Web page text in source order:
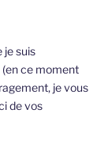
je suis
(en ce moment
je vous
de vos